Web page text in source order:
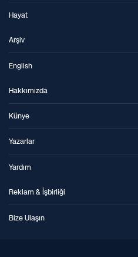
Hayat
Arşiv
English
Hakkımızda
Künye
Yazarlar
Yardım
Reklam & İşbirliği
Bize Ulaşın